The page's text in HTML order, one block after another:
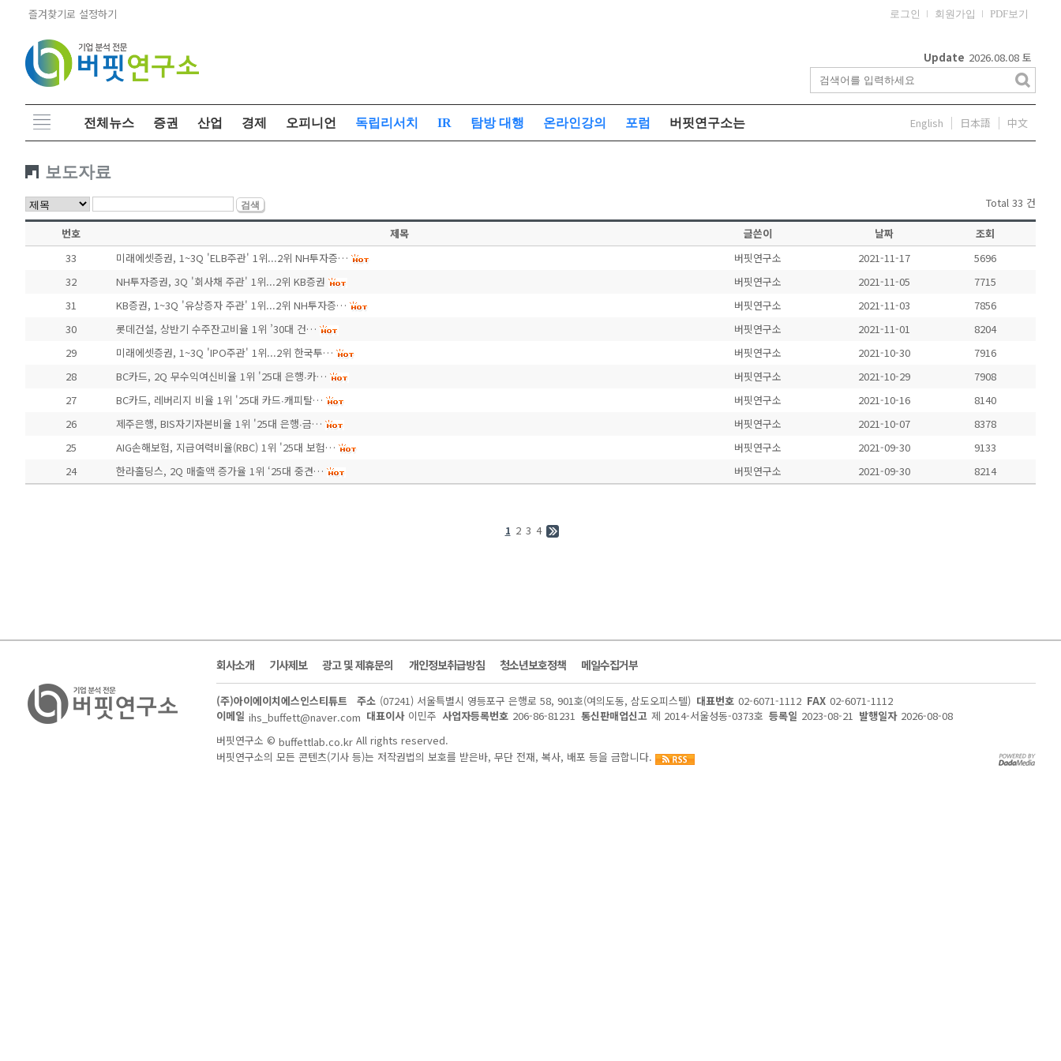
즐겨찾기로 설정하기 로그인 회원가입 PDF보기
Update 2026.08.08 토
전체뉴스 증권 산업 경제 오피니언 독립리서치 IR 탐방 대행 온라인강의 포럼 버핏연구소는 English 日本語 中文
보도자료
Total 33 건
번호 제목 글쓴이 날짜
조회
33
미래에셋증권, 1~3Q 'ELB주관' 1위...2위 NH투자증… 버핏연구소 2021-11-17
5696
32
NH투자증권, 3Q '회사채 주관' 1위...2위 KB증권 버핏연구소 2021-11-05
7715
31
KB증권, 1~3Q '유상증자 주관' 1위...2위 NH투자증… 버핏연구소 2021-11-03
7856
30
롯데건설, 상반기 수주잔고비율 1위 ’30대 건… 버핏연구소 2021-11-01
8204
29
미래에셋증권, 1~3Q 'IPO주관' 1위...2위 한국투… 버핏연구소 2021-10-30
7916
28
BC카드, 2Q 무수익여신비율 1위 '25대 은행∙카… 버핏연구소 2021-10-29
7908
27
BC카드, 레버리지 비율 1위 '25대 카드∙캐피탈… 버핏연구소 2021-10-16
8140
26
제주은행, BIS자기자본비율 1위 '25대 은행∙금… 버핏연구소 2021-10-07
8378
25
AIG손해보험, 지급여력비율(RBC) 1위 '25대 보험… 버핏연구소 2021-09-30
9133
24
한라홀딩스, 2Q 매출액 증가율 1위 ‘25대 중견… 버핏연구소 2021-09-30 8214
1 2 3 4
회사소개 기사제보 광고 및 제휴문의 개인정보취급방침 청소년보호정책 메일수집거부
(주)아이에이치에스인스티튜트 주소 (07241) 서울특별시 영등포구 은행로 58, 901호(여의도동, 삼도오피스텔) 대표번호 02-6071-1112 FAX 02-6071-1112
이메일 ihs_buffett@naver.com 대표이사 이민주 사업자등록번호 206-86-81231 통신판매업신고 제 2014-서울성동-0373호 등록일 2023-08-21 발행일자 2026-08-08
버핏연구소 © buffettlab.co.kr All rights reserved.
버핏연구소의 모든 콘텐츠(기사 등)는 저작권법의 보호를 받은바, 무단 전재, 복사, 배포 등을 금합니다.